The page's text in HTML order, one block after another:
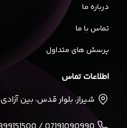
درباره ما
تماس با ما
پرسش های متداول
اطلاعات تماس
شیراز، بلوار قدس، بین آزادی3 و میدان قائم